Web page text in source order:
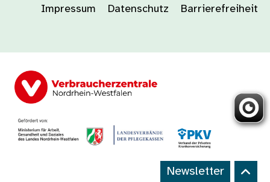
Impressum Datenschutz Barrierefreiheit
Newsletter